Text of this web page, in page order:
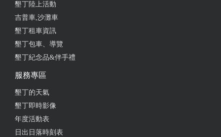
墾丁陸上活動
吉普車,沙灘車
墾丁租車資訊
墾丁包車、導覽
墾丁紀念品&伴手禮
服務專區
墾丁的天氣
墾丁即時影像
年度活動表
日出日落時刻表